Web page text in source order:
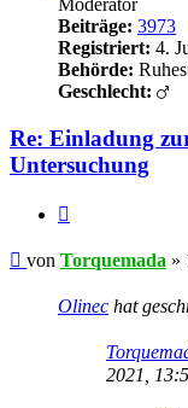
Beiträge: 3973
Registriert: 4.
Behörde:
Geschlecht:
Re: Einladung
Untersuchung
Beitrag
von Torquemada »
Olinec hat
2021,